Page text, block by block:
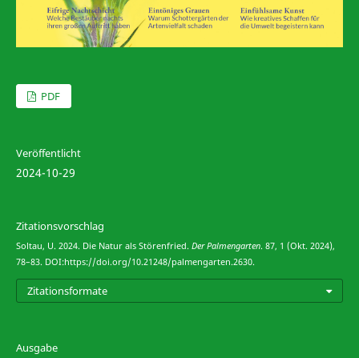
PDF
Veröffentlicht
2024-10-29
Zitationsvorschlag
Soltau, U. 2024. Die Natur als Störenfried. Der Palmengarten. 87, 1 (Okt. 2024),
78–83. DOI:https://doi.org/10.21248/palmengarten.2630.
Zitationsformate
Ausgabe